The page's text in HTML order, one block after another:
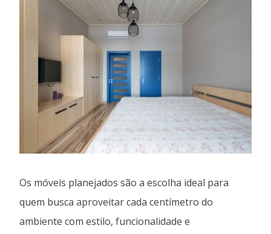
Os móveis planejados são a escolha ideal para
quem busca aproveitar cada centímetro do
ambiente com estilo, funcionalidade e